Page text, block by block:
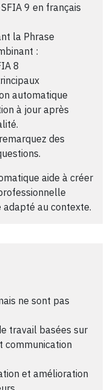
9 en français
la Phrase
:
8
automatique
à jour après
des
aide à créer
au contexte.
ne sont pas
travail basées sur
communication
et amélioration